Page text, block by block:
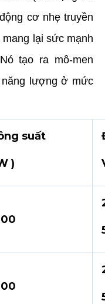
cơ nhẹ truyền
lại sức mạnh
tạo ra mô-men
lượng ở mức
suất
)